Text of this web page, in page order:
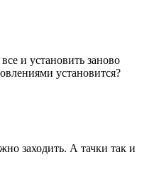
и установить заново
установится?
заходить. А тачки так и